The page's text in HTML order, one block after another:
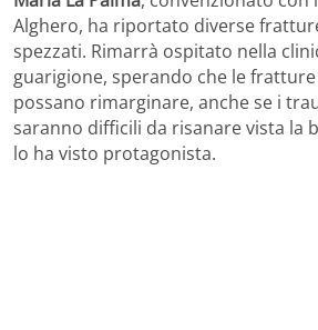
Alghero, ha riportato diverse
spezzati. Rimarrà ospitato nella
guarigione, sperando che le
possano rimarginare, anche se i
saranno difficili da risanare vista la
lo ha visto protagonista.